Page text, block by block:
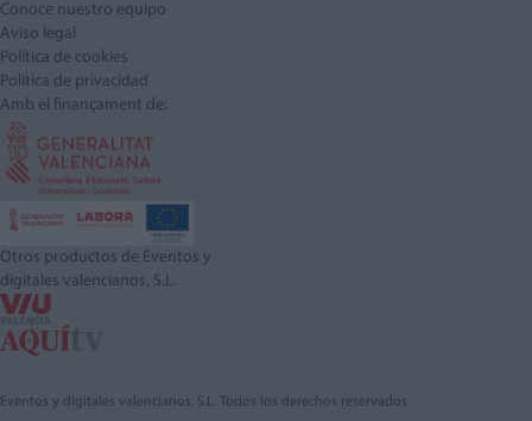
Conoce nuestro equipo
Aviso legal
Política de cookies
Política de privacidad
Amb el finançament de:
Otros productos de Eventos y
digitales valencianos, S.L.
Eventos y digitales valencianos, S.L. Todos los derechos reservados